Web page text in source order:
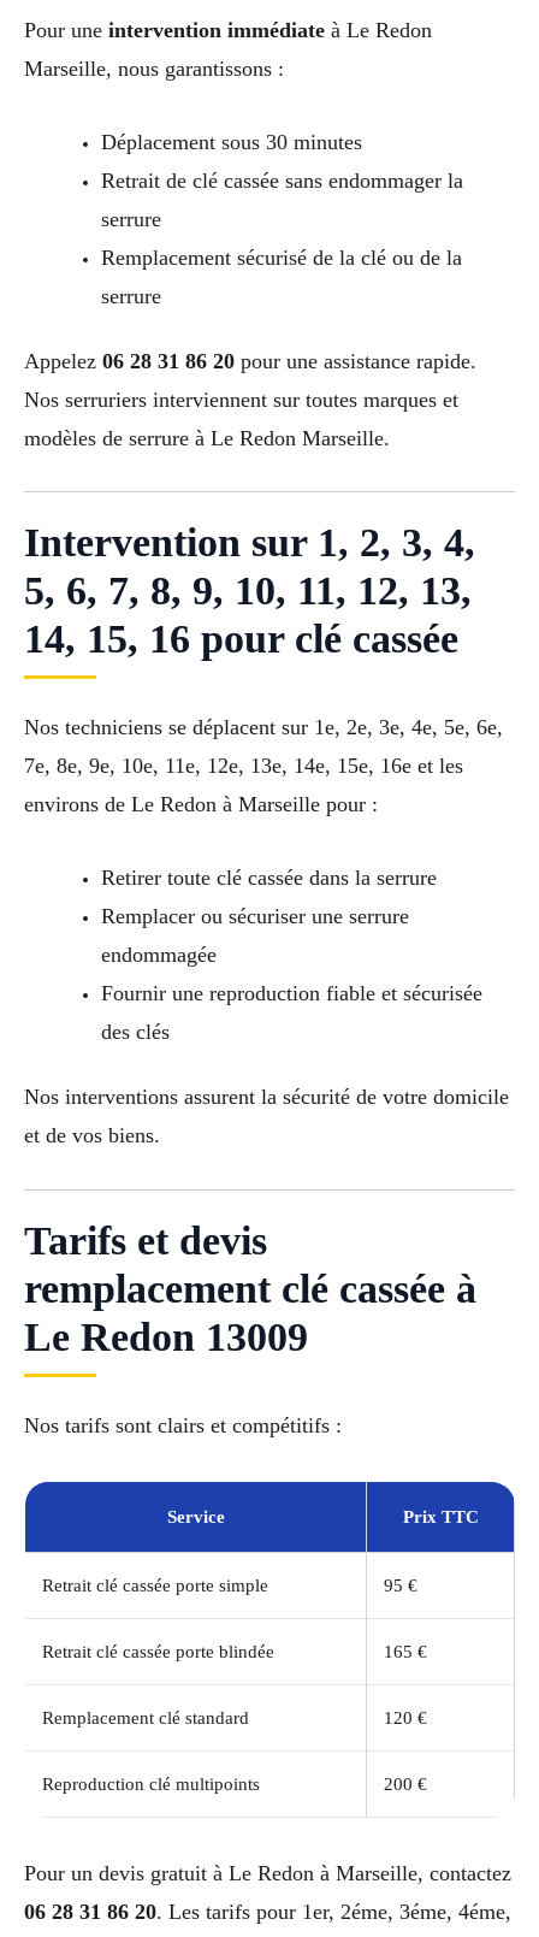
Pour une intervention immédiate à Le Redon
Marseille, nous garantissons :
Déplacement sous 30 minutes
Retrait de clé cassée sans endommager la
serrure
Remplacement sécurisé de la clé ou de la
serrure
Appelez 06 28 31 86 20 pour une assistance rapide.
Nos serruriers interviennent sur toutes marques et
modèles de serrure à Le Redon Marseille.
Intervention sur 1, 2, 3, 4,
5, 6, 7, 8, 9, 10, 11, 12, 13,
14, 15, 16 pour clé cassée
Nos techniciens se déplacent sur 1e, 2e, 3e, 4e, 5e, 6e,
7e, 8e, 9e, 10e, 11e, 12e, 13e, 14e, 15e, 16e et les
environs de Le Redon à Marseille pour :
Retirer toute clé cassée dans la serrure
Remplacer ou sécuriser une serrure
endommagée
Fournir une reproduction fiable et sécurisée
des clés
Nos interventions assurent la sécurité de votre domicile
et de vos biens.
Tarifs et devis
remplacement clé cassée à
Le Redon 13009
Nos tarifs sont clairs et compétitifs :
Service Prix TTC
Retrait clé cassée porte simple 95 €
Retrait clé cassée porte blindée 165 €
Remplacement clé standard 120 €
Reproduction clé multipoints 200 €
Pour un devis gratuit à Le Redon à Marseille, contactez
06 28 31 86 20. Les tarifs pour 1er, 2éme, 3éme, 4éme,